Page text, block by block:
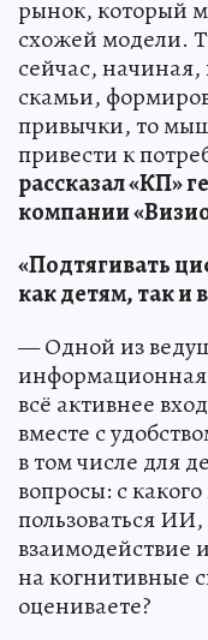
рынок, который
схожей модели.
сейчас,
скамьи,
привычки, то
привести к
рассказал «КП»
компании
«Подтягивать
как детям, так и
— Одной из
всё активнее
вместе с
в том числе для
вопросы: с
пользоваться
взаимодействие
на когнитивные
оцениваете?